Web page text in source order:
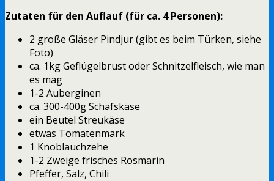
Zutaten für den Auflauf (für ca. 4 Personen):
2 große Gläser Pindjur (gibt es beim Türken, siehe
Foto)
ca. 1kg Geflügelbrust oder Schnitzelfleisch, wie man
es mag
1-2 Auberginen
ca. 300-400g Schafskäse
ein Beutel Streukäse
etwas Tomatenmark
1 Knoblauchzehe
1-2 Zweige frisches Rosmarin
Pfeffer, Salz, Chili